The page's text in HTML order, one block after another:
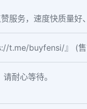
服务，速度快质量
t.me/buyfensi/』 (售
耐心等待。